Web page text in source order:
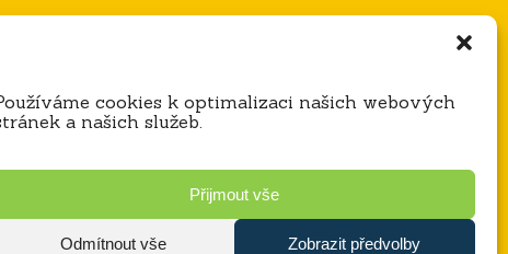
cookies k optimalizaci našich webových
a našich služeb.
Přijmout vše
Odmítnout vše Zobrazit předvolby